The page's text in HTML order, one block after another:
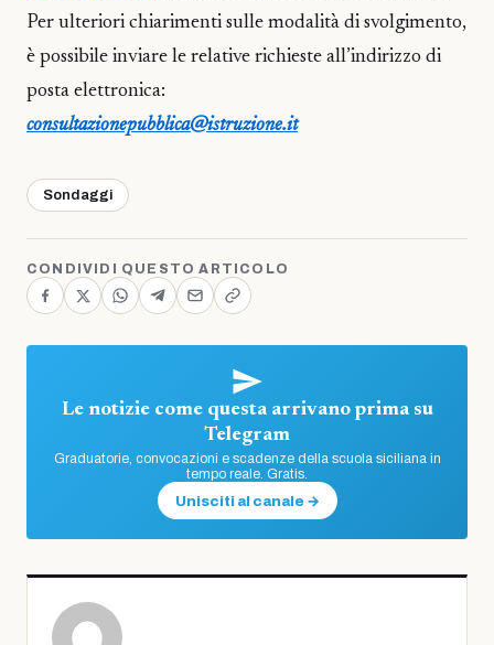
Per ulteriori chiarimenti sulle modalità di svolgimento,
è possibile inviare le relative richieste all’indirizzo di
posta elettronica:
consultazionepubblica@istruzione.it
Sondaggi
CONDIVIDI QUESTO ARTICOLO
Le notizie come questa arrivano prima su
Telegram
Graduatorie, convocazioni e scadenze della scuola siciliana in
tempo reale. Gratis.
Unisciti al canale →